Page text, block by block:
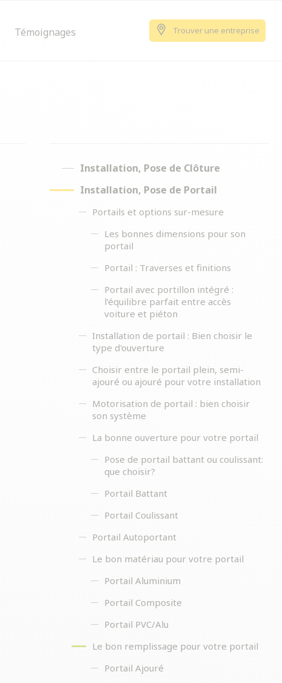
Témoignages Trouver une entreprise
Installation, Pose de Clôture
Installation, Pose de Portail
Portails et options sur-mesure
Les bonnes dimensions pour son
portail
Portail : Traverses et finitions
Portail avec portillon intégré :
l’équilibre parfait entre accès
voiture et piéton
Installation de portail : Bien choisir le
type d'ouverture
Choisir entre le portail plein, semi-
ajouré ou ajouré pour votre installation
Motorisation de portail : bien choisir
son système
La bonne ouverture pour votre portail
Pose de portail battant ou coulissant:
que choisir?
Portail Battant
Portail Coulissant
Portail Autoportant
Le bon matériau pour votre portail
Portail Aluminium
Portail Composite
Portail PVC/Alu
Le bon remplissage pour votre portail
Portail Ajouré